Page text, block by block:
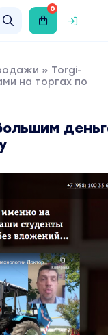
0
» Torgi-
на торгах по